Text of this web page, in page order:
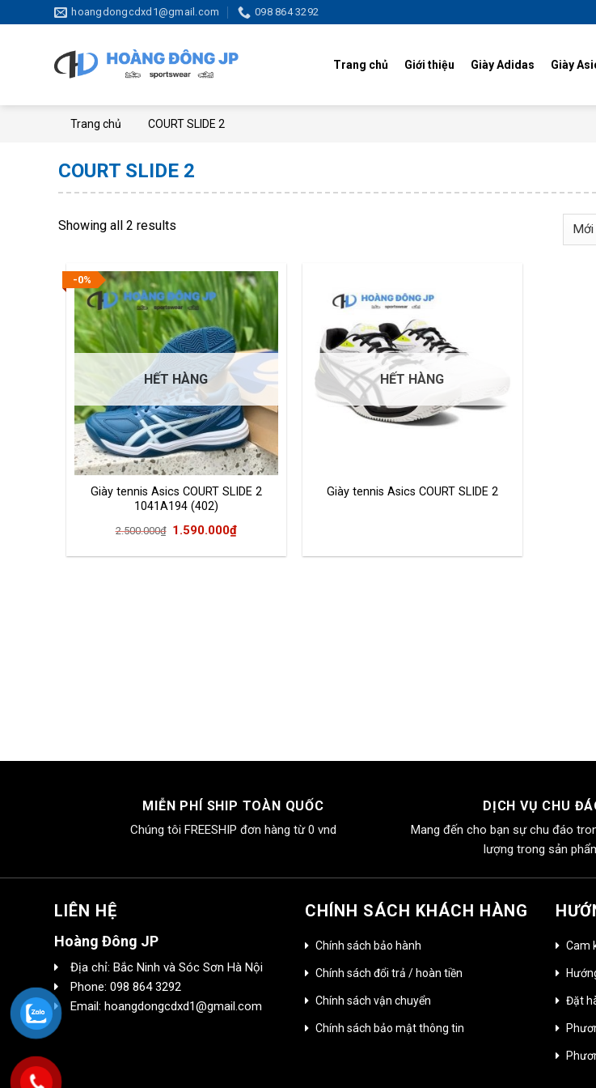
to
hoangdongcdxd1@gmail.com 098 864 3292
Trang chủ Giới thiệu Giày Adidas Giày
Trang chủ COURT SLIDE 2
COURT SLIDE 2
Showing all 2 results
-0%
HẾT HÀNG
Giày tennis Asics COURT SLIDE 2
1041A194 (402)
2.500.000₫ Giá
1.590.000₫Giá
HẾT HÀNG
Giày tennis Asics COURT SLIDE 2
MIỄN PHÍ SHIP TOÀN QUỐC
Chúng tôi FREESHIP đơn hàng từ 0 vnd
DỊCH VỤ CHU
Mang đến cho bạn sự chu đáo
lượng trong sản
LIÊN HỆ
Hoàng Đông JP
Địa chỉ: Bắc Ninh và Sóc Sơn Hà Nội
Phone: 098 864 3292
Email: hoangdongcdxd1@gmail.com
CHÍNH SÁCH KHÁCH HÀNG
Chính sách bảo hành
Chính sách đổi trả / hoàn tiền
Chính sách vận chuyển
Chính sách bảo mật thông tin
Cam
Đặt